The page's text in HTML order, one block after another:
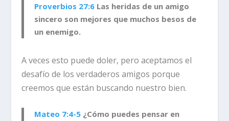
Proverbios 27:6 Las heridas de un amigo
sincero son mejores que muchos besos de
un enemigo.
A veces esto puede doler, pero aceptamos el
desafío de los verdaderos amigos porque
creemos que están buscando nuestro bien.
Mateo 7:4-5 ¿Cómo puedes pensar en